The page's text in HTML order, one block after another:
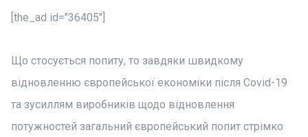
[the_ad id="36405"]
Що стосується попиту, то завдяки швидкому
відновленню європейської економіки після Covid-19
та зусиллям виробників щодо відновлення
потужностей загальний європейський попит стрімко